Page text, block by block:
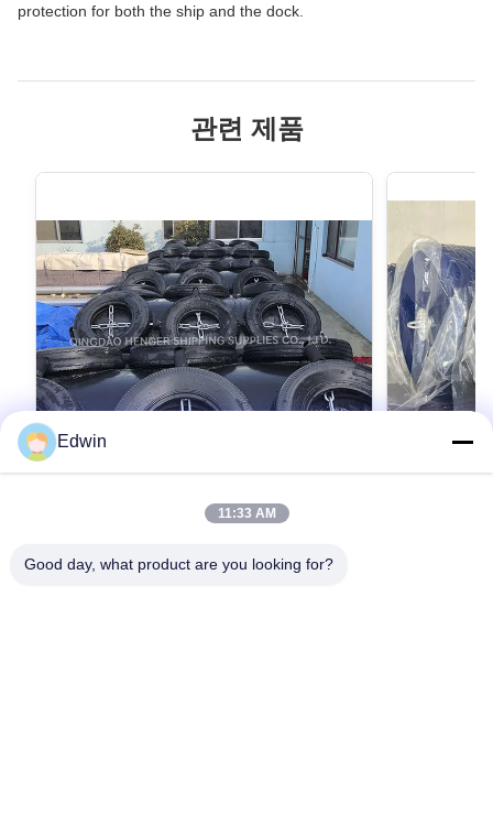
protection for both the ship and the dock.
관련 제품
보호 선박 보드 생산 시간 5 ~ 10 일 내구성
Edwin
11:33 AM
Good day, what product are you looking for?